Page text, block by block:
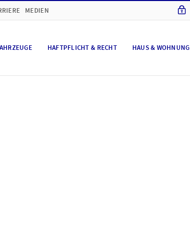
MEDIEN
HAFTPFLICHT & RECHT HAUS & WOHNUNG